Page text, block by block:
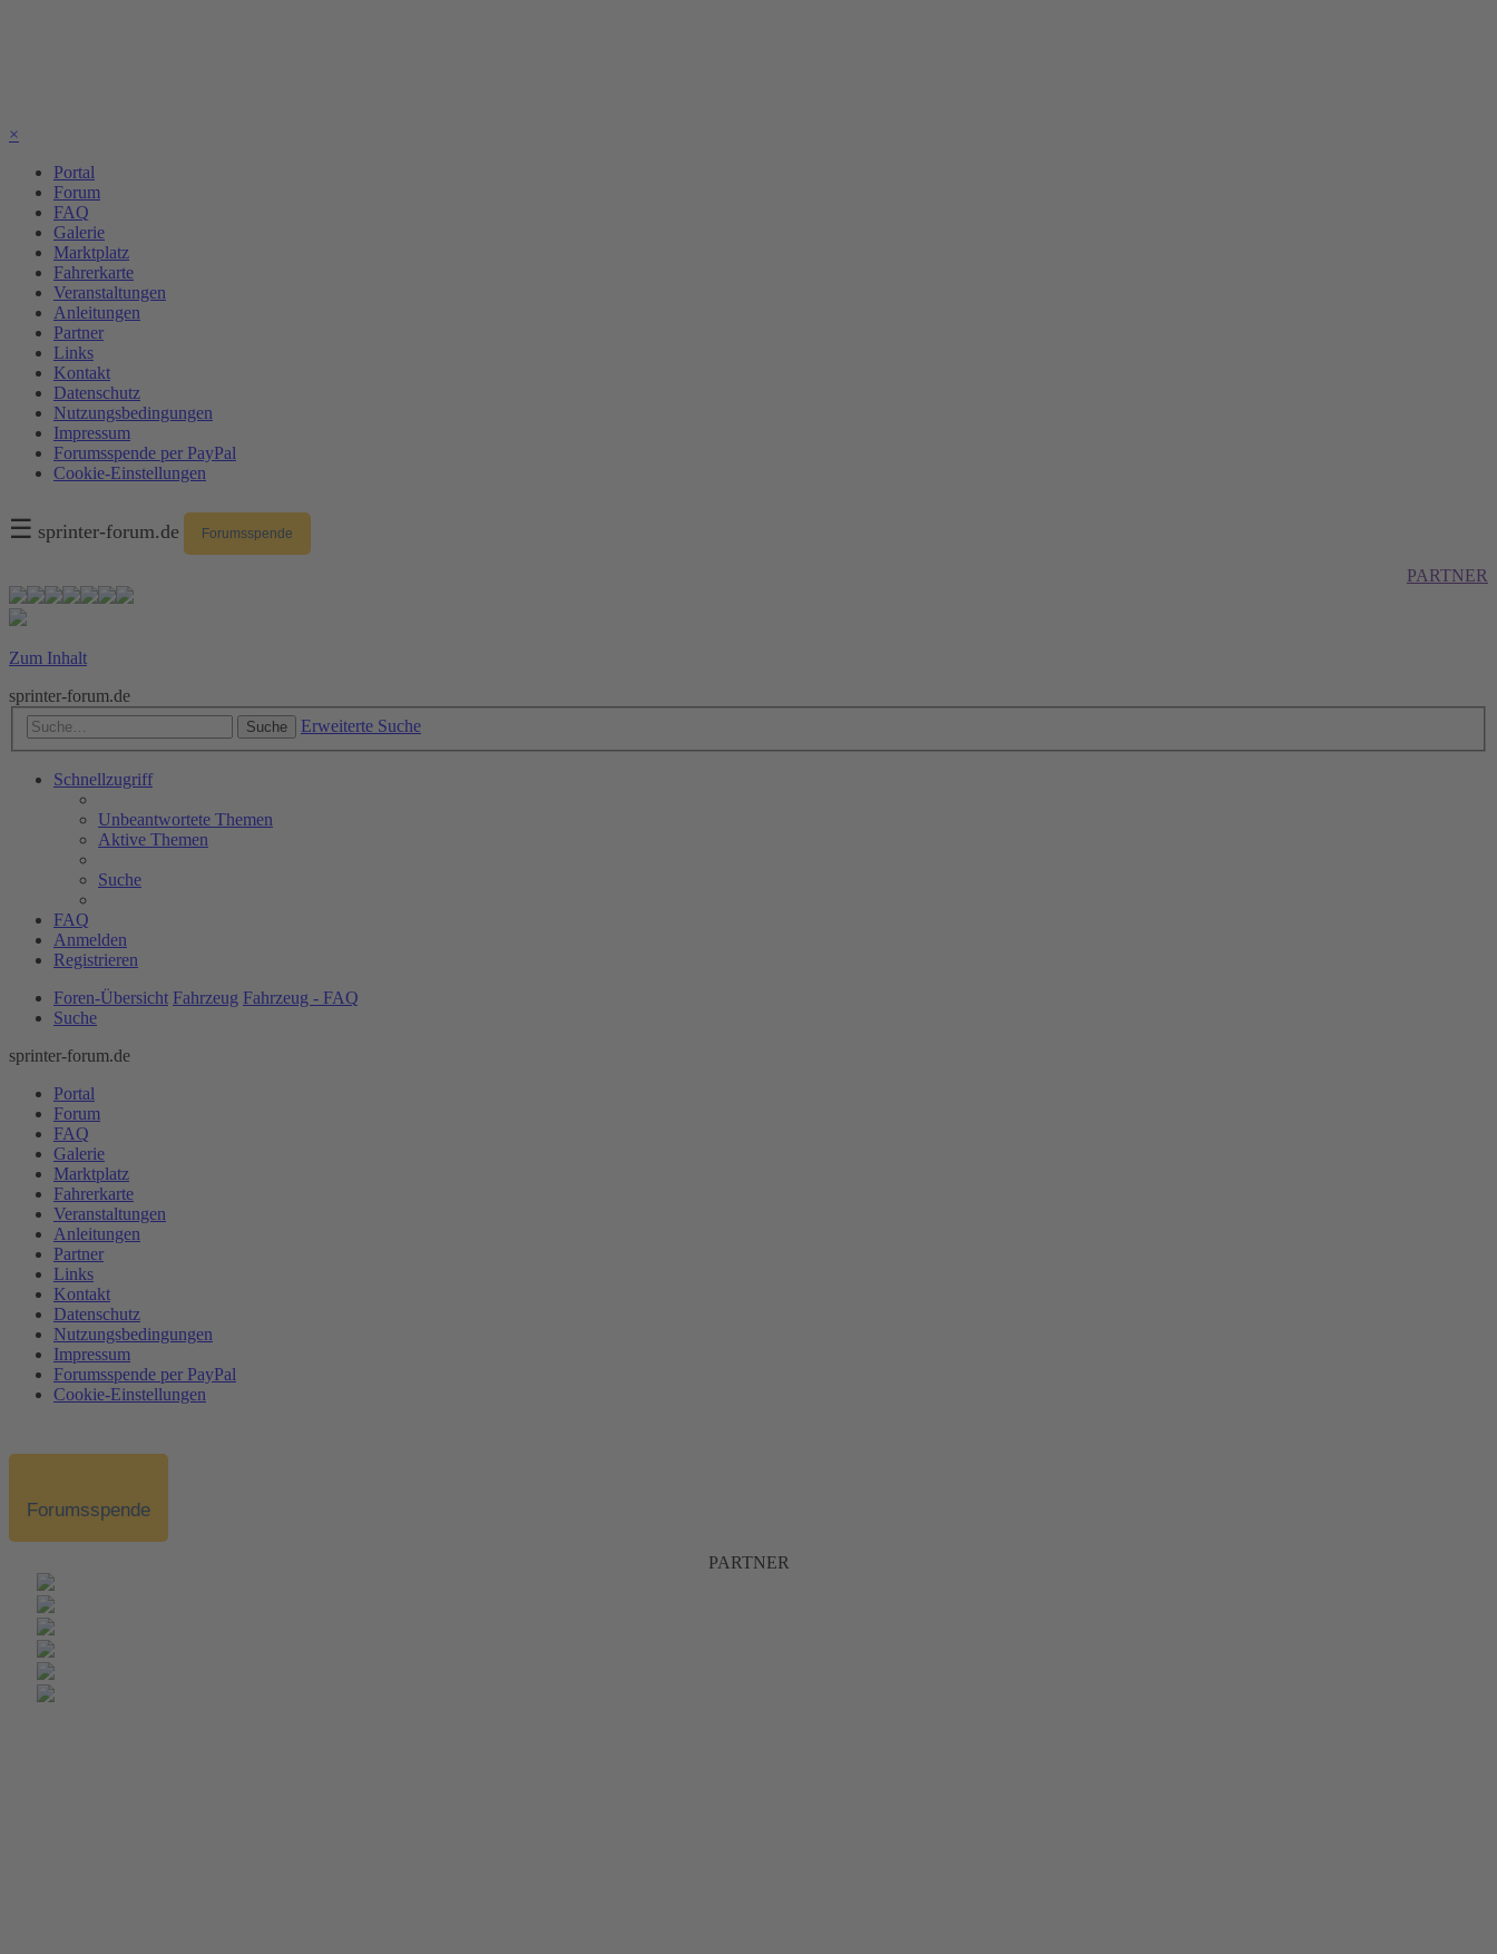
×
Portal
Forum
FAQ
Galerie
Marktplatz
Fahrerkarte
Veranstaltungen
Anleitungen
Partner
Links
Kontakt
Datenschutz
Nutzungsbedingungen
Impressum
Forumsspende per PayPal
Cookie-Einstellungen
☰ sprinter-forum.de Forumsspende
PARTNER
Zum Inhalt
sprinter-forum.de
Suche Erweiterte Suche
Schnellzugriff
Unbeantwortete Themen
Aktive Themen
Suche
FAQ
Anmelden
Registrieren
Foren-Übersicht Fahrzeug Fahrzeug - FAQ
Suche
sprinter-forum.de
Portal
Forum
FAQ
Galerie
Marktplatz
Fahrerkarte
Veranstaltungen
Anleitungen
Partner
Links
Kontakt
Datenschutz
Nutzungsbedingungen
Impressum
Forumsspende per PayPal
Cookie-Einstellungen
Forumsspende
PARTNER